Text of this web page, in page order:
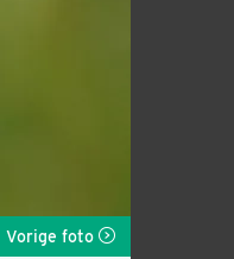
Vorige foto